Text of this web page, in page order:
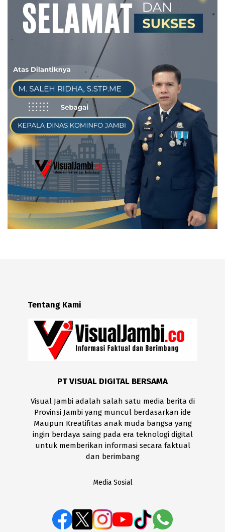
Tentang Kami
PT VISUAL DIGITAL BERSAMA
Visual Jambi adalah salah satu media berita di
Provinsi Jambi yang muncul berdasarkan ide
Maupun Kreatifitas anak muda bangsa yang
ingin berdaya saing pada era teknologi digital
untuk memberikan informasi secara faktual
dan berimbang
Media Sosial